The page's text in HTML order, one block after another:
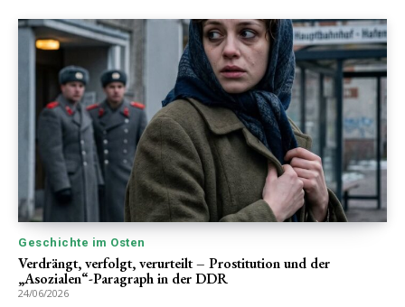
Geschichte im Osten
Verdrängt, verfolgt, verurteilt – Prostitution und der
„Asozialen“-Paragraph in der DDR
24/06/2026